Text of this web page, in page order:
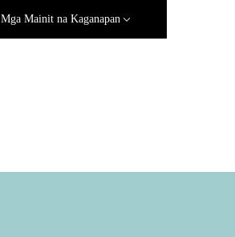
Mga Mainit na Kaganapan